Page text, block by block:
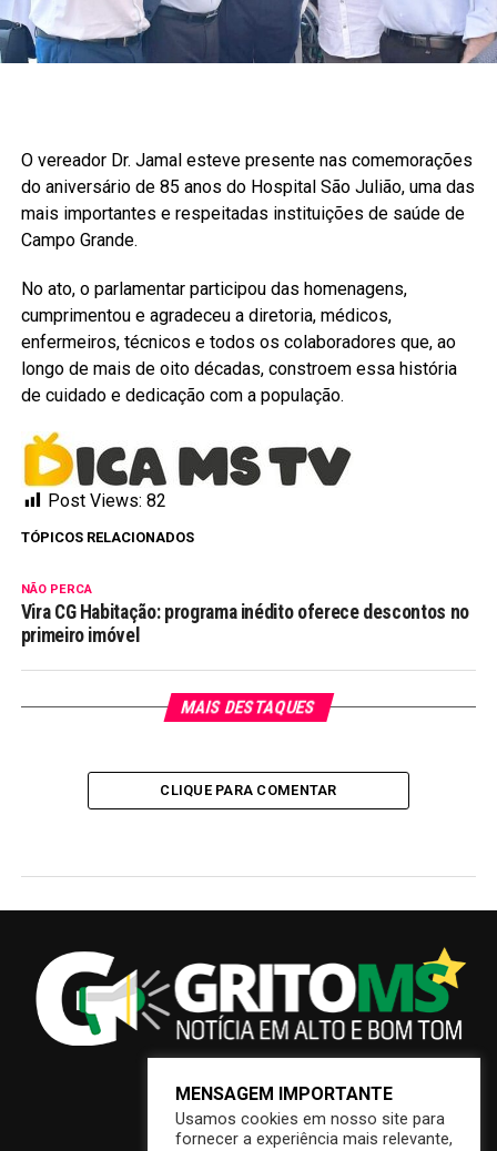
O vereador Dr. Jamal esteve presente nas comemorações
do aniversário de 85 anos do Hospital São Julião, uma das
mais importantes e respeitadas instituições de saúde de
Campo Grande.
No ato, o parlamentar participou das homenagens,
cumprimentou e agradeceu a diretoria, médicos,
enfermeiros, técnicos e todos os colaboradores que, ao
longo de mais de oito décadas, constroem essa história
de cuidado e dedicação com a população.
Post Views: 82
TÓPICOS RELACIONADOS
NÃO PERCA
Vira CG Habitação: programa inédito oferece descontos no
primeiro imóvel
MAIS DESTAQUES
CLIQUE PARA COMENTAR
MENSAGEM IMPORTANTE
Usamos cookies em nosso site para
fornecer a experiência mais relevante,